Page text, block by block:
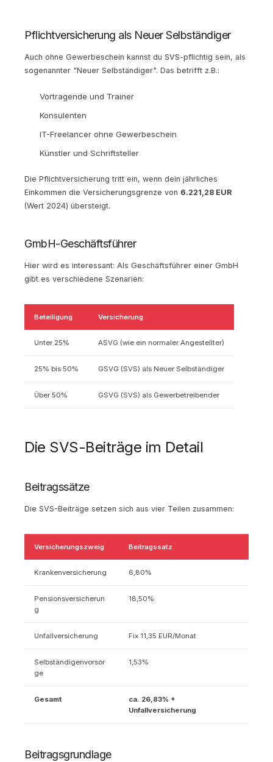
Pflichtversicherung als Neuer Selbständiger
Auch ohne Gewerbeschein kannst du SVS-pflichtig sein, als
sogenannter "Neuer Selbständiger". Das betrifft z.B.:
Vortragende und Trainer
Konsulenten
IT-Freelancer ohne Gewerbeschein
Künstler und Schriftsteller
Die Pflichtversicherung tritt ein, wenn dein jährliches
Einkommen die Versicherungsgrenze von 6.221,28 EUR
(Wert 2024) übersteigt.
GmbH-Geschäftsführer
Hier wird es interessant: Als Geschäftsführer einer GmbH
gibt es verschiedene Szenarien:
Beteiligung Versicherung
Unter 25% ASVG (wie ein normaler Angestellter)
25% bis 50% GSVG (SVS) als Neuer Selbständiger
Über 50% GSVG (SVS) als Gewerbetreibender
Die SVS-Beiträge im Detail
Beitragssätze
Die SVS-Beiträge setzen sich aus vier Teilen zusammen:
Versicherungszweig Beitragssatz
Krankenversicherung 6,80%
Pensionsversicherun
g
18,50%
Unfallversicherung Fix 11,35 EUR/Monat
Selbständigenvorsor
ge
1,53%
Gesamt
ca. 26,83% +
Unfallversicherung
Beitragsgrundlage